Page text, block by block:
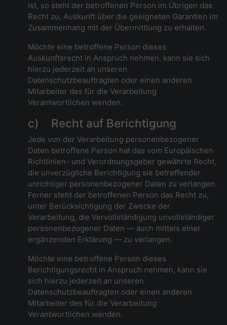
ist, so steht der betroffenen Person im Übrigen das
Recht zu, Auskunft über die geeigneten Garantien im
Zusammenhang mit der Übermittlung zu erhalten.
Möchte eine betroffene Person dieses
Auskunftsrecht in Anspruch nehmen, kann sie sich
hierzu jederzeit an unseren
Datenschutzbeauftragten oder einen anderen
Mitarbeiter des für die Verarbeitung
Verantwortlichen wenden.
c) Recht auf Berichtigung
Jede von der Verarbeitung personenbezogener
Daten betroffene Person hat das vom Europäischen
Richtlinien- und Verordnungsgeber gewährte Recht,
die unverzügliche Berichtigung sie betreffender
unrichtiger personenbezogener Daten zu verlangen.
Ferner steht der betroffenen Person das Recht zu,
unter Berücksichtigung der Zwecke der
Verarbeitung, die Vervollständigung unvollständiger
personenbezogener Daten — auch mittels einer
ergänzenden Erklärung — zu verlangen.
Möchte eine betroffene Person dieses
Berichtigungsrecht in Anspruch nehmen, kann sie
sich hierzu jederzeit an unseren
Datenschutzbeauftragten oder einen anderen
Mitarbeiter des für die Verarbeitung
Verantwortlichen wenden.